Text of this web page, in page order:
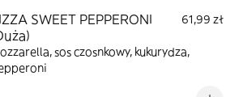
SWEET PEPPERONI
61,99 zł
sos czosnkowy, kukurydza,